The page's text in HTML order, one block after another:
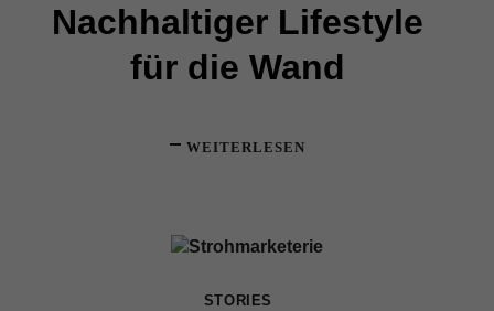
Nachhaltiger Lifestyle
für die Wand
WEITERLESEN
STORIES